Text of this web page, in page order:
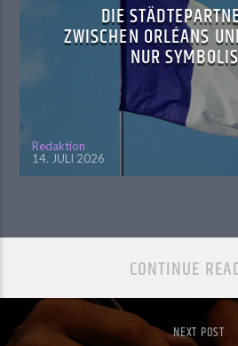
DIE
ZWISCHEN ORLÉANS
NUR
Redaktion
14. JULI 2026
CONTINUE
NEXT POST